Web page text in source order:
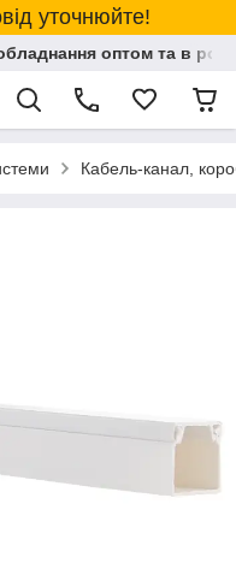
уточнюйте!
оптом та в
Кабель-канал,